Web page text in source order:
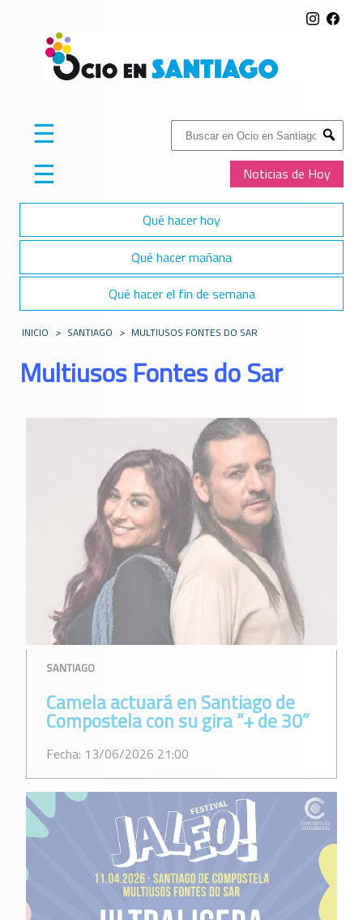
Buscar:
Submit
Noticias de Hoy
☰
☰
Qué hacer hoy
Qué hacer mañana
Qué hacer el fin de semana
INICIO > SANTIAGO > MULTIUSOS FONTES DO SAR
Multiusos Fontes do Sar
SANTIAGO
Camela actuará en Santiago de
Compostela con su gira “+ de 30”
Fecha: 13/06/2026 21:00